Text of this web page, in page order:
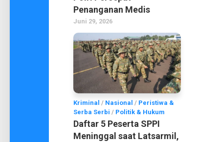
Penanganan Medis
Juni 29, 2026
Kriminal / Nasional / Peristiwa &
Serba Serbi / Politik & Hukum
Daftar 5 Peserta SPPI
Meninggal saat Latsarmil,